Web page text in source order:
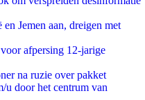
Jemen aan, dreigen met
afpersing 12-jarige
na ruzie over pakket
u door het centrum van